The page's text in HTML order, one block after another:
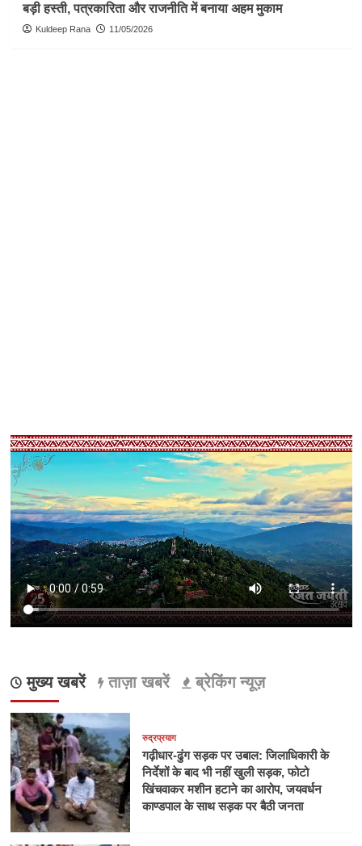
बड़ी हस्ती, पत्रकारिता और राजनीति में बनाया अहम मुकाम
Kuldeep Rana 11/05/2026
मुख्य खबरें ताज़ा खबरें ब्रेकिंग न्यूज़
रुद्रप्रयाग
गढ़ीधार-ढुंग सड़क पर उबाल: जिलाधिकारी के
निर्देशों के बाद भी नहीं खुली सड़क, फोटो
खिंचवाकर मशीन हटाने का आरोप, जयवर्धन
काण्डपाल के साथ सड़क पर बैठी जनता